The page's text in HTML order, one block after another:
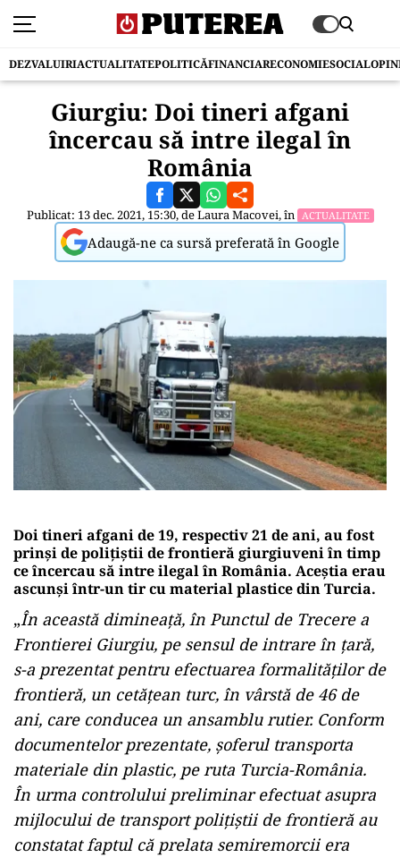
DEZVALUIRIACTUALITATEPOLITICĂFINANCIARECONOMIESOCIAL
Giurgiu: Doi tineri afgani
încercau să intre ilegal în
România
Publicat: 13 dec. 2021, 15:30, deLaura Macovei, în ACTUALITATE
Adaugă-ne ca sursă preferată în Google
Doi tineri afgani de 19, respectiv 21 de ani, au fost
prinși de poliţiştii de frontieră giurgiuveni în timp
ce încercau să intre ilegal în România. Aceștia erau
ascunşi într-un tir cu material plastice din Turcia.
„În această dimineaţă, în Punctul de Trecere a
Frontierei Giurgiu, pe sensul de intrare în ţară,
s-a prezentat pentru efectuarea formalităţilor de
frontieră, un cetăţean turc, în vârstă de 46 de
ani, care conducea un ansamblu rutier. Conform
documentelor prezentate, şoferul transporta
materiale din plastic, pe ruta Turcia-România.
În urma controlului preliminar efectuat asupra
mijlocului de transport poliţiştii de frontieră au
constatat faptul că prelata semiremorcii era